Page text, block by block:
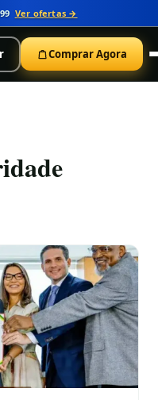
Ver ofertas →
Comprar Agora